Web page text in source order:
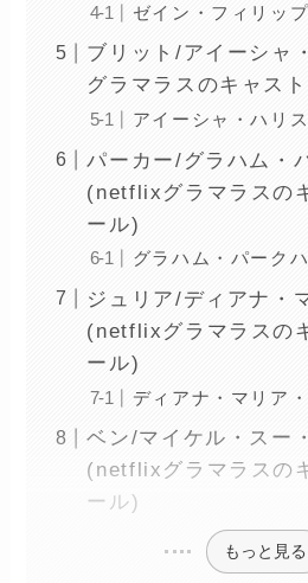
ゼイン・フィリッ
ブリット/アイーシ
グラマラスのキャス
アイーシャ・ハリ
パーカー/グラハム・
(netflixグラマラスの
ール)
グラハム・パーク
ジュリア/ディアナ・
(netflixグラマラスの
ール)
ディアナ・マリア
ベン/マイケル・スー
(netflixグラマラスの
ール)
もっと見る